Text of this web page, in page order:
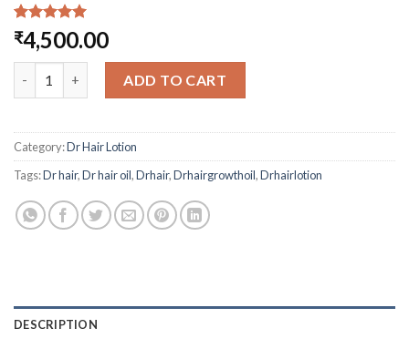
Rated5.00
out of 5
based on
1
customer
₹4,500.00
ADD TO CART
Category:Dr Hair Lotion
Tags:Dr hair,Dr hair oil,Drhair,Drhairgrowthoil,Drhairlotion
DESCRIPTION